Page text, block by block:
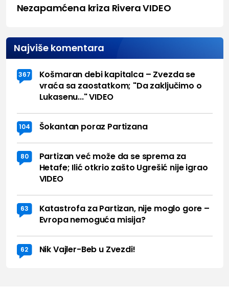
Nezapamćena kriza Rivera VIDEO
Najviše komentara
367
Košmaran debi kapitalca – Zvezda se
vraća sa zaostatkom; "Da zaključimo o
Lukasenu..." VIDEO
104 Šokantan poraz Partizana
80
Partizan već može da se sprema za
Hetafe; Ilić otkrio zašto Ugrešić nije igrao
VIDEO
63
Katastrofa za Partizan, nije moglo gore –
Evropa nemoguća misija?
62 Nik Vajler-Beb u Zvezdi!